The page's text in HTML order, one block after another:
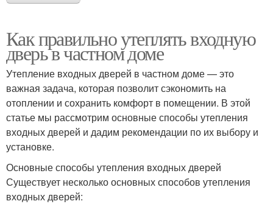
Как правильно утеплять входную
дверь в частном доме
Утепление входных дверей в частном доме — это
важная задача, которая позволит сэкономить на
отоплении и сохранить комфорт в помещении. В этой
статье мы рассмотрим основные способы утепления
входных дверей и дадим рекомендации по их выбору и
установке.
Основные способы утепления входных дверей
Существует несколько основных способов утепления
входных дверей: